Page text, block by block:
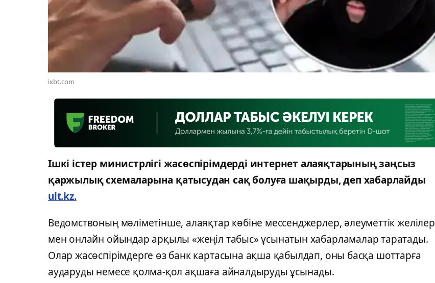
ixbt.com
Ішкі істер министрлігі жасөспірімдерді интернет алаяқтарының заңсыз
қаржылық схемаларына қатысудан сақ болуға шақырды, деп хабарлайды
ult.kz.
Ведомствоның мәліметінше, алаяқтар көбіне мессенджерлер, әлеуметтік желілер
мен онлайн ойындар арқылы «жеңіл табыс» ұсынатын хабарламалар таратады.
Олар жасөспірімдерге өз банк картасына ақша қабылдап, оны басқа шоттарға
аударуды немесе қолма-қол ақшаға айналдыруды ұсынады.